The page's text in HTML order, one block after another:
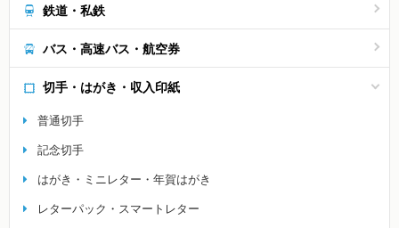
鉄道・私鉄
バス・高速バス・航空券
切手・はがき・収入印紙
普通切手
記念切手
はがき・ミニレター・年賀はがき
レターパック・スマートレター